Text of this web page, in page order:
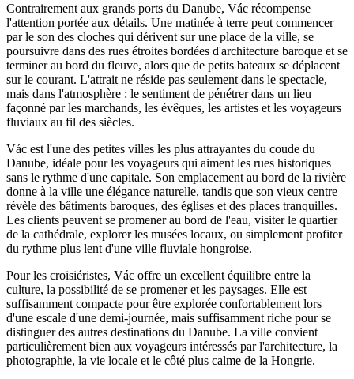
Contrairement aux grands ports du Danube, Vác récompense
l'attention portée aux détails. Une matinée à terre peut commencer
par le son des cloches qui dérivent sur une place de la ville, se
poursuivre dans des rues étroites bordées d'architecture baroque et se
terminer au bord du fleuve, alors que de petits bateaux se déplacent
sur le courant. L'attrait ne réside pas seulement dans le spectacle,
mais dans l'atmosphère : le sentiment de pénétrer dans un lieu
façonné par les marchands, les évêques, les artistes et les voyageurs
fluviaux au fil des siècles.
Vác est l'une des petites villes les plus attrayantes du coude du
Danube, idéale pour les voyageurs qui aiment les rues historiques
sans le rythme d'une capitale. Son emplacement au bord de la rivière
donne à la ville une élégance naturelle, tandis que son vieux centre
révèle des bâtiments baroques, des églises et des places tranquilles.
Les clients peuvent se promener au bord de l'eau, visiter le quartier
de la cathédrale, explorer les musées locaux, ou simplement profiter
du rythme plus lent d'une ville fluviale hongroise.
Pour les croisiéristes, Vác offre un excellent équilibre entre la
culture, la possibilité de se promener et les paysages. Elle est
suffisamment compacte pour être explorée confortablement lors
d'une escale d'une demi-journée, mais suffisamment riche pour se
distinguer des autres destinations du Danube. La ville convient
particulièrement bien aux voyageurs intéressés par l'architecture, la
photographie, la vie locale et le côté plus calme de la Hongrie.